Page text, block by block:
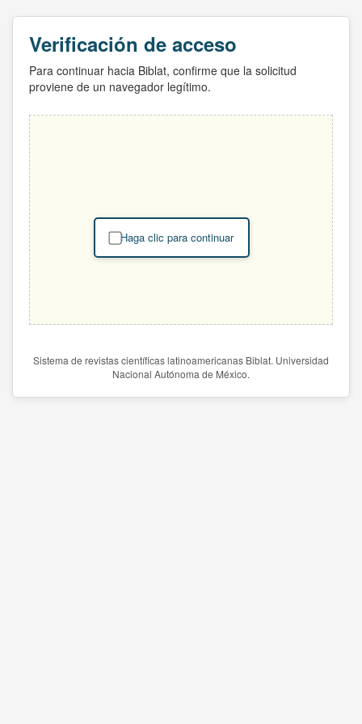
Verificación de acceso
Para continuar hacia Biblat, confirme que la solicitud
proviene de un navegador legítimo.
Haga clic para continuar
Sistema de revistas científicas latinoamericanas Biblat. Universidad
Nacional Autónoma de México.